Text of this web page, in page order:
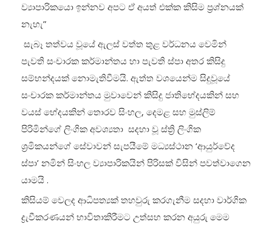
ව්‍යාපාරිකයො ඉන්නව අපට ඒ අයත් එක්ක කිසිම ප්‍රශ්නයක්
නැහැ”
සැබෑ තත්වය වූයේ ඇලස් වත්ත තුළ වර්ධනය වෙමින්
පැවති සංචාරක කර්මාන්තය හා පැවති ස්පා අතර කිසිදු
සම්භන්දයක් නොමැතිවීමයි. ඇත්ත වශයෙන්ම සිදුවූයේ
සංචාරක කර්මාන්තය මුවාවෙන් කිසිදු ජාතිභේදයකින් සහ
වයස් භේදයකින් තොරව සිංහල, දෙමළ සහ මුස්ලිම්
පිරිමින්ගේ ලිංගික අවශ්‍යතා සදහා වූ ස්ත්‍රි ලිංගික
ශ්‍රමිකයන්ගේ සේවාවන් සැපයීමේ මධ්‍යස්ථාන ‘ආයුර්වේද
ස්පා’ නමින් සිංහල ව්‍යාපාරිකයින් පිරිසක් විසින් පවත්වාගෙන
යාමයි .
කිසියම් වෙලද ආධිපත්‍යක් තහවුරු කරගැනීම සදහා වාර්ගික
ද්‍රැවීකරණයන් භාවිතාකිරීමට උත්සහ කරන අයුරු මෙම